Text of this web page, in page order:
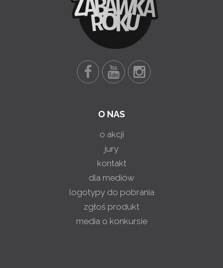
O NAS
o akcji
jury
kontakt
dla mediów
logotypy do pobrania
zgłoś produkt
media o konkursie